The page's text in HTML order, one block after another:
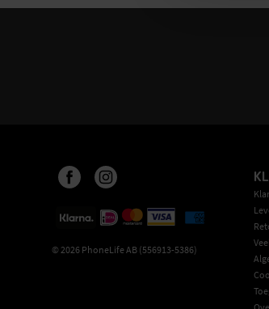
© 2026 PhoneLife AB (556913-5386)